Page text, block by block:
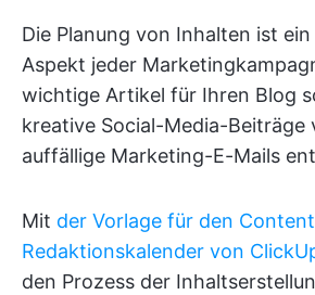
Die Planung von Inhalten ist
Aspekt jeder
wichtige Artikel für Ihren Blog
kreative Social-Media-Beiträge
auffällige Marketing-E-Mails
Mit der Vorlage für den
Redaktionskalender von
den Prozess der